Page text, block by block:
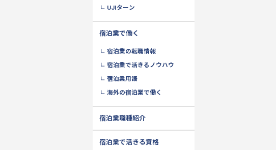
UJIターン
宿泊業で働く
宿泊業の転職情報
宿泊業で活きるノウハウ
宿泊業用語
海外の宿泊業で働く
宿泊業職種紹介
宿泊業で活きる資格